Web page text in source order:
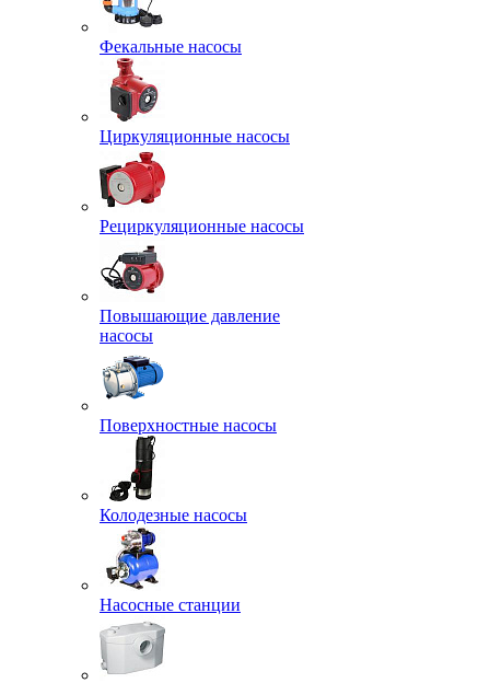
Фекальные насосы
Циркуляционные насосы
Рециркуляционные насосы
Повышающие давление
насосы
Поверхностные насосы
Колодезные насосы
Насосные станции